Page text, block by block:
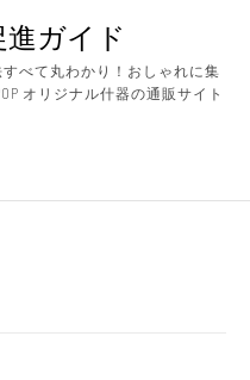
進ガイド
べて丸わかり！おしゃれに集
オリジナル什器の通販サイト